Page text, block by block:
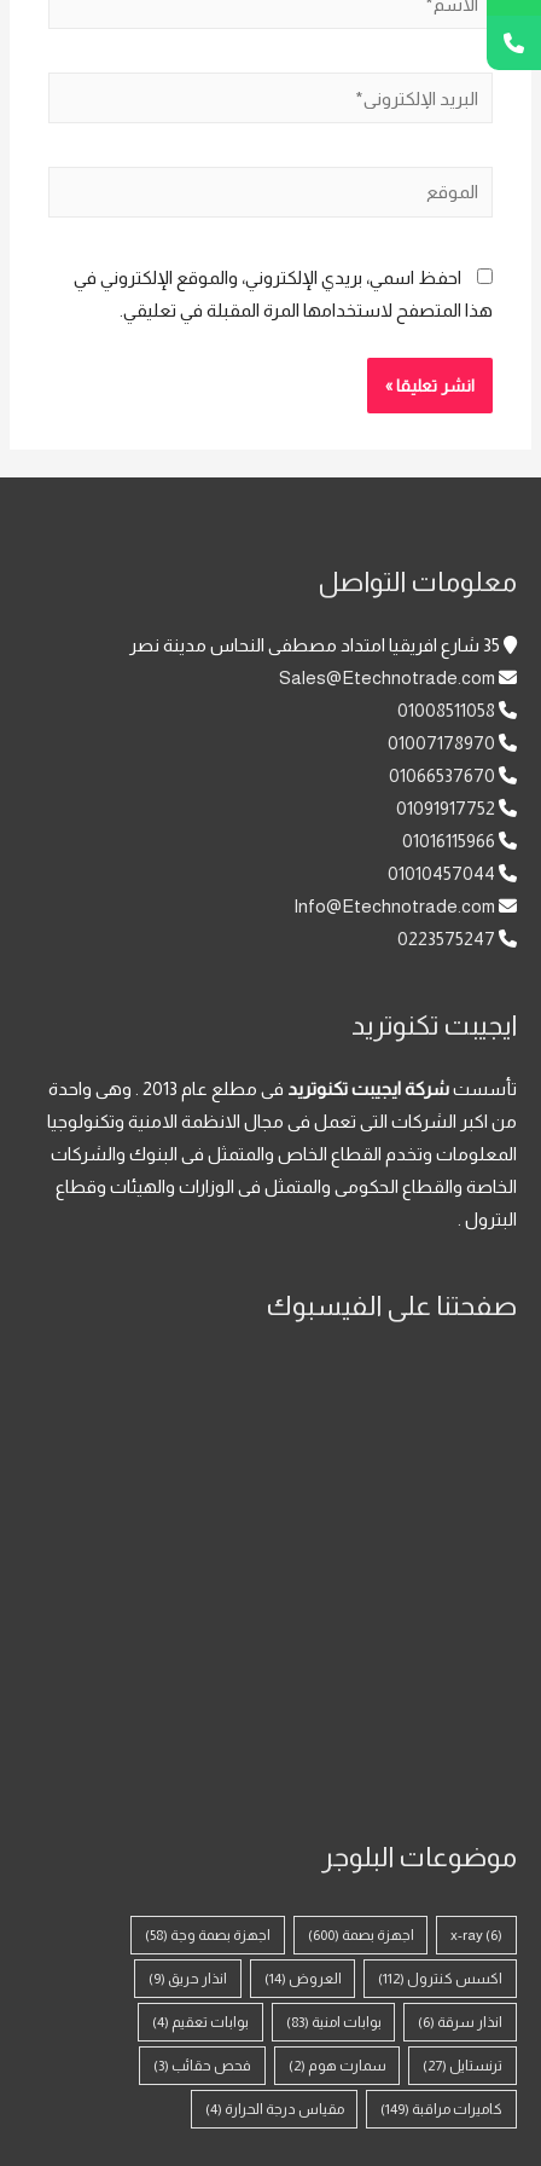
البريد
الموقع
احفظ اسمي، بريدي الإلكتروني، والموقع الإلكتروني في
هذا المتصفح لاستخدامها المرة المقبلة في تعليقي.
معلومات التواصل
01008511058
01007178970
01066537670
01091917752
01016115966
01010457044
0223575247
ايجيبت تكنوتريد
تأسستشركة ايجيبت تكنوتريد
فى مطلع عام 2013 . وهى واحدة
من اكبر الشركات التى تعمل فى مجال الانظمة الامنية وتكنولوجيا
المعلومات وتخدم القطاع الخاص والمتمثل فى البنوك والشركات
الخاصة والقطاع الحكومى والمتمثل فى الوزارات والهيئات وقطاع
البترول .
صفحتنا على الفيسبوك
موضوعات البلوجر
x-ray (6) اجهزة بصمة (600) اجهزة بصمة وجة (58)
اكسس كنترول (112) العروض (14) انذار حريق (9)
انذار سرقة (6) بوابات امنية (83) بوابات تعقيم (4)
ترنستايل (27) سمارت هوم (2) فحص حقائب (3)
كاميرات مراقبة (149) مقياس درجة الحرارة (4)